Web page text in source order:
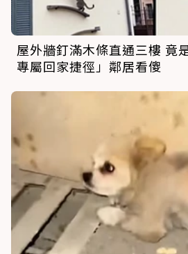
屋外牆釘滿木條直通三樓 竟
專屬回家捷徑」鄰居看傻